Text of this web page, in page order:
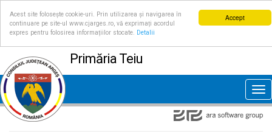
Accept
Acest site folosește cookie-uri. Prin utilizarea și navigarea în
continuare pe site-ul www.cjarges.ro, vă exprimați acordul
expres pentru folosirea informațiilor stocate.
Detalii
Primăria Teiu